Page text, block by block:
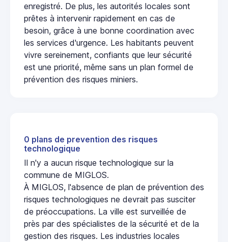
enregistré. De plus, les autorités locales sont
prêtes à intervenir rapidement en cas de
besoin, grâce à une bonne coordination avec
les services d'urgence. Les habitants peuvent
vivre sereinement, confiants que leur sécurité
est une priorité, même sans un plan formel de
prévention des risques miniers.
0 plans de prevention des risques
technologique
Il n'y a aucun risque technologique sur la
commune de MIGLOS.
À MIGLOS, l'absence de plan de prévention des
risques technologiques ne devrait pas susciter
de préoccupations. La ville est surveillée de
près par des spécialistes de la sécurité et de la
gestion des risques. Les industries locales